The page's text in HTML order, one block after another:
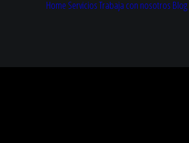
Home ServiciosTrabaja con nosotros Blog